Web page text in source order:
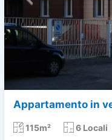
Appartamento in
115m² 6 Locali